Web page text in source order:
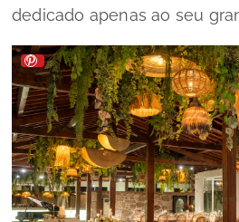
dedicado apenas ao seu